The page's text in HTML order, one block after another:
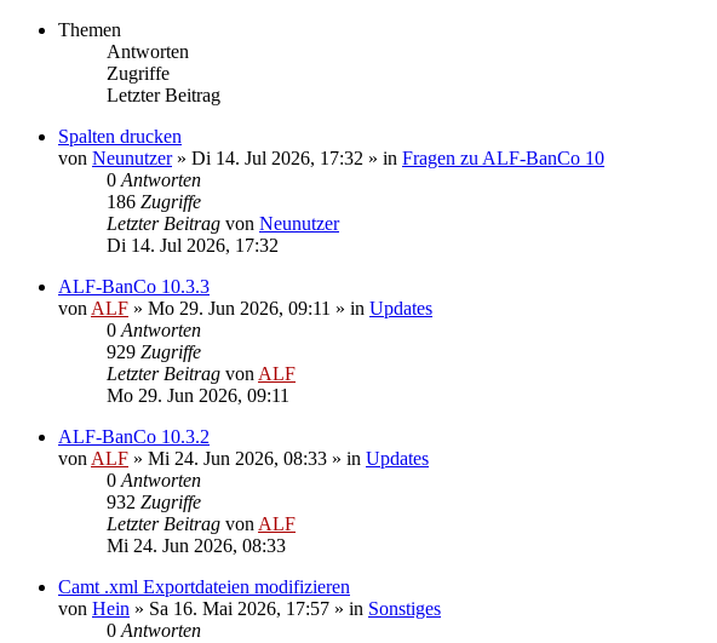
Themen
Antworten
Zugriffe
Letzter Beitrag
Spalten drucken
von Neunutzer» Di 14. Jul 2026, 17:32 » in Fragen zu ALF-BanCo 10
0 Antworten
186 Zugriffe
Letzter Beitrag von Neunutzer
Di 14. Jul 2026, 17:32
ALF-BanCo 10.3.3
von ALF » Mo 29. Jun 2026, 09:11 » in Updates
0 Antworten
929 Zugriffe
Letzter Beitrag von ALF
Mo 29. Jun 2026, 09:11
ALF-BanCo 10.3.2
von ALF » Mi 24. Jun 2026, 08:33 » in Updates
0 Antworten
932 Zugriffe
Letzter Beitrag von ALF
Mi 24. Jun 2026, 08:33
Camt .xml Exportdateien modifizieren
von Hein » Sa 16. Mai 2026, 17:57 » in Sonstiges
0 Antworten